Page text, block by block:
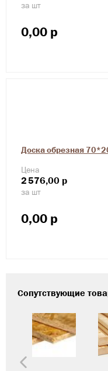
за шт
0,00 р
Доска обрезная
Цена
2576,00 р
за шт
0,00 р
Сопутствующие